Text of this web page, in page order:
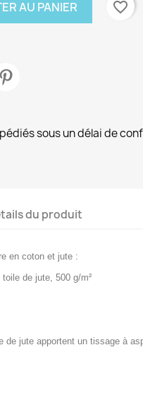
AU PANIER
favorite_border
sous un délai de
du produit
en coton et jute :
de jute, 500 g/m²
de jute apportent un tissage à